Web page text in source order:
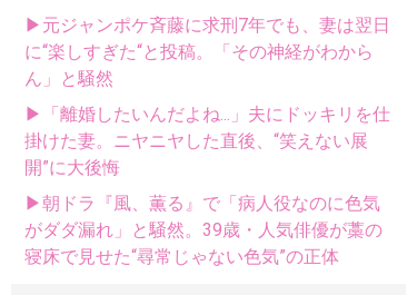
▶元ジャンポケ斉藤に求刑7年でも、妻は翌日
に“楽しすぎた“と投稿。「その神経がわから
ん」と騒然
▶「離婚したいんだよね...」夫にドッキリを仕
掛けた妻。ニヤニヤした直後、“笑えない展
開”に大後悔
▶朝ドラ『風、薫る』で「病人役なのに色気
がダダ漏れ」と騒然。39歳・人気俳優が藁の
寝床で見せた“尋常じゃない色気”の正体